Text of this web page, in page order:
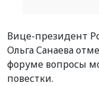
Вице-президент
Ольга Санаева
форуме вопросы
повестки.